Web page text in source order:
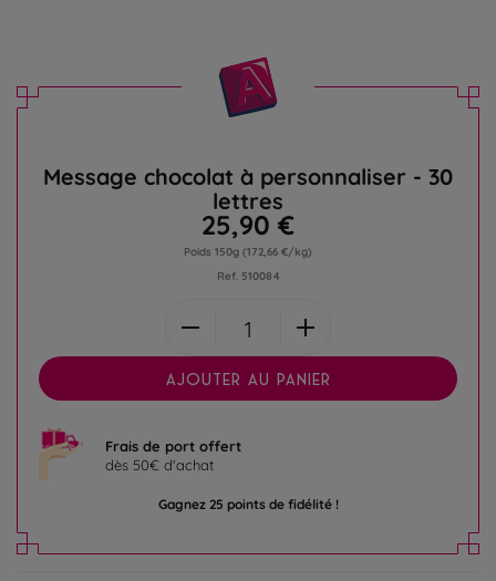
Message chocolat à personnaliser - 30
lettres
25,90 €
Poids 150g (172,66 €/kg)
Ref. 510084
AJOUTER AU PANIER
Frais de port offert
dès 50€ d'achat
Gagnez 25 points de fidélité !